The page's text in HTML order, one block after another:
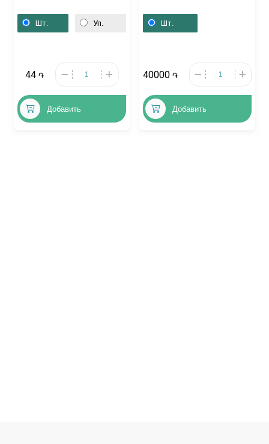
Լեհաստան
Шт. Уп.
44 ֏
Добавить
Шт.
40000 ֏
Добавить